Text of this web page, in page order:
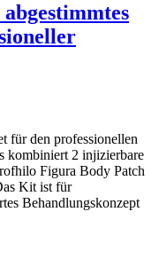
für den professionellen
kombiniert 2 injizierbare
Figura Body Patch
Kit ist für
Behandlungskonzept